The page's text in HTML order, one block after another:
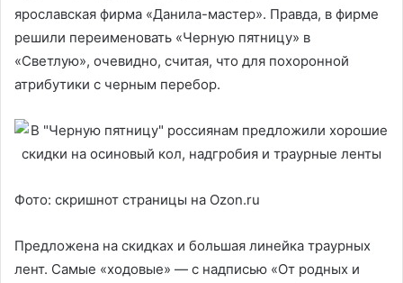
ярославская фирма «Данила-мастер». Правда, в фирме
решили переименовать «Черную пятницу» в
«Светлую», очевидно, считая, что для похоронной
атрибутики с черным перебор.
Фото: скришнот страницы на Ozon.ru
Предложена на скидках и большая линейка траурных
лент. Самые «ходовые» — с надписью «От родных и